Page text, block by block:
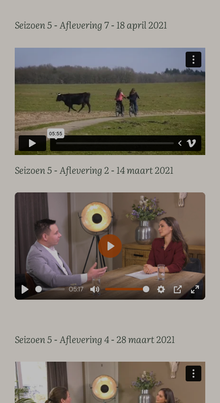
Seizoen 5 - Aflevering 7 - 18 april 2021
Seizoen 5 - Aflevering 2 - 14 maart 2021
Play
05:17
Mute Settings
PIP
Enter
Play
Seizoen 5 - Aflevering 4 - 28 maart 2021